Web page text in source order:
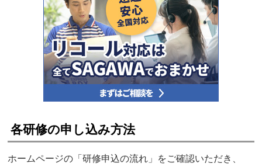
各研修の申し込み方法
ホームページの「研修申込の流れ」をご確認いただき、